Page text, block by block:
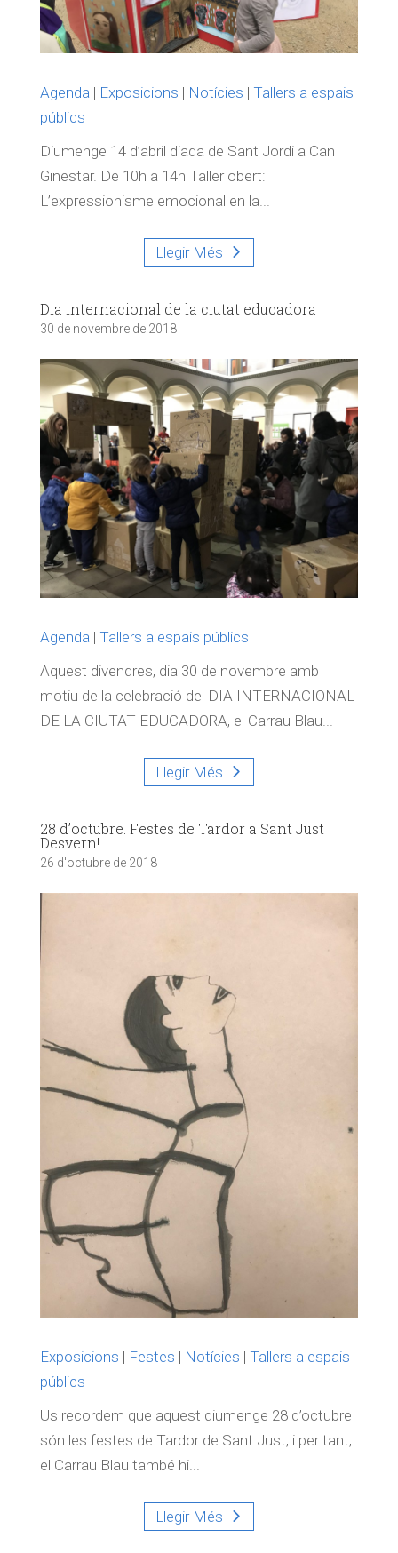
Agenda| Exposicions | Notícies | Tallers a espais
públics
Diumenge 14 d’abril diada de Sant Jordi a Can
Ginestar. De 10h a 14h Taller obert:
L’expressionisme emocional en la...
Llegir Més
Dia internacional de la ciutat educadora
30 de novembre de 2018
Agenda| Tallers a espais públics
Aquest divendres, dia 30 de novembre amb
motiu de la celebració del DIA INTERNACIONAL
DE LA CIUTAT EDUCADORA, el Carrau Blau...
Llegir Més
28 d’octubre. Festes de Tardor a Sant Just
Desvern!
26 d'octubre de 2018
Exposicions | Festes | Notícies | Tallers a espais
públics
Us recordem que aquest diumenge 28 d’octubre
són les festes de Tardor de Sant Just, i per tant,
el Carrau Blau també hi...
Llegir Més